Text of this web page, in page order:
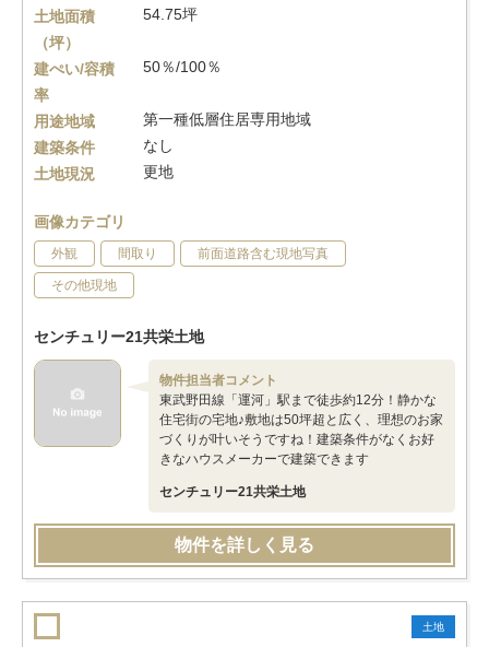
土地面積
（坪）
54.75坪
建ぺい/容積
率
50％/100％
用途地域
第一種低層住居専用地域
建築条件
なし
土地現況
更地
画像カテゴリ
外観 間取り 前面道路含む現地写真
その他現地
センチュリー21共栄土地
物件担当者コメント
東武野田線「運河」駅まで徒歩約12分！静かな
住宅街の宅地♪敷地は50坪超と広く、理想のお家
づくりが叶いそうですね！建築条件がなくお好
きなハウスメーカーで建築できます
センチュリー21共栄土地
物件を詳しく見る
土地